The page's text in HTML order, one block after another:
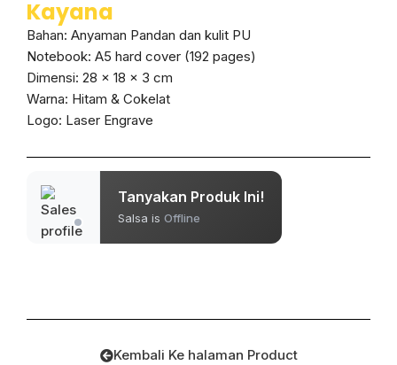
Kayana
Bahan: Anyaman Pandan dan kulit PU
Notebook: A5 hard cover (192 pages)
Dimensi: 28 x 18 x 3 cm
Warna: Hitam & Cokelat
Logo: Laser Engrave
Tanyakan Produk Ini!
Salsa is Offline
Kembali Ke halaman Product